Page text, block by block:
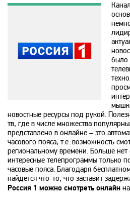
Amedia Premium HD
Bollywood
Boomerang
Bridge TV
было
новостные ресурсы под рукой.
тв, где в числе множества
представлено в онлайне – это
часового пояса, т.е. возможность
региональному времени. Больше нет
интересные телепрограммы только
часовые пояса. Благодаря
найдется что-то, что заставит
Россия 1 можно смотреть онлайн